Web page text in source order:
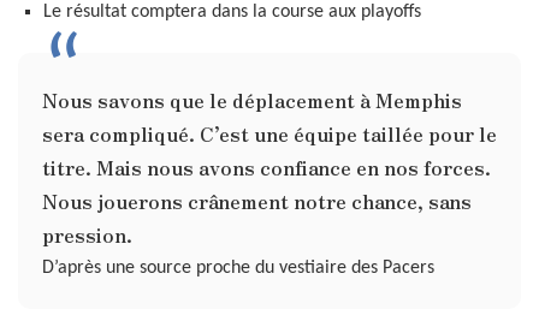
Le résultat comptera dans la course aux playoffs
Nous savons que le déplacement à Memphis
sera compliqué. C’est une équipe taillée pour le
titre. Mais nous avons confiance en nos forces.
Nous jouerons crânement notre chance, sans
pression.
D’après une source proche du vestiaire des Pacers